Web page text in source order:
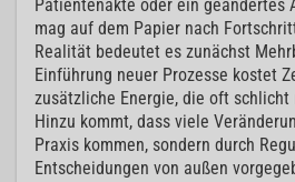
Patientenakte oder ein geändertes
mag auf dem Papier nach
Realität bedeutet es zunächst
Einführung neuer Prozesse kostet
zusätzliche Energie, die oft
Hinzu kommt, dass viele
Praxis kommen, sondern durch
Entscheidungen von außen